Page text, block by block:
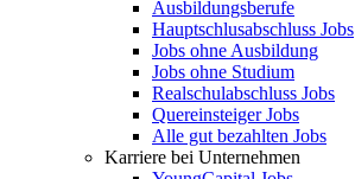
Ausbildungsberufe
Hauptschlusabschluss Jobs
Jobs ohne Ausbildung
Jobs ohne Studium
Realschulabschluss Jobs
Quereinsteiger Jobs
Alle gut bezahlten Jobs
Karriere bei Unternehmen